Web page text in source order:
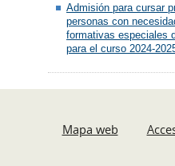
Admisión para cursar
personas con
formativas especiales
para el curso 2024-
Mapa web